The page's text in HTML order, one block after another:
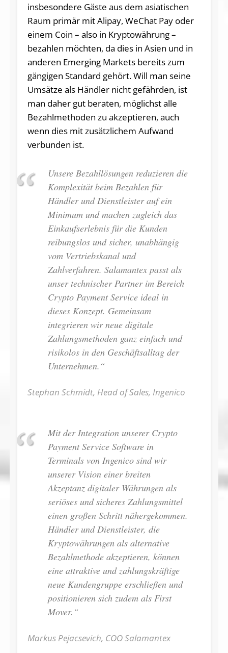
insbesondere Gäste aus dem asiatischen
Raum primär mit Alipay, WeChat Pay oder
einem Coin – also in Kryptowährung –
bezahlen möchten, da dies in Asien und in
anderen Emerging Markets bereits zum
gängigen Standard gehört. Will man seine
Umsätze als Händler nicht gefährden, ist
man daher gut beraten, möglichst alle
Bezahlmethoden zu akzeptieren, auch
wenn dies mit zusätzlichem Aufwand
verbunden ist.
Unsere Bezahllösungen reduzieren die
Komplexität beim Bezahlen für
Händler und Dienstleister auf ein
Minimum und machen zugleich das
Einkaufserlebnis für die Kunden
reibungslos und sicher, unabhängig
vom Vertriebskanal und
Zahlverfahren. Salamantex passt als
unser technischer Partner im Bereich
Crypto Payment Service ideal in
dieses Konzept. Gemeinsam
integrieren wir neue digitale
Zahlungsmethoden ganz einfach und
risikolos in den Geschäftsalltag der
Unternehmen.“
Stephan Schmidt, Head of Sales, Ingenico
Mit der Integration unserer Crypto
Payment Service Software in
Terminals von Ingenico sind wir
unserer Vision einer breiten
Akzeptanz digitaler Währungen als
seriöses und sicheres Zahlungsmittel
einen großen Schritt nähergekommen.
Händler und Dienstleister, die
Kryptowährungen als alternative
Bezahlmethode akzeptieren, können
eine attraktive und zahlungskräftige
neue Kundengruppe erschließen und
positionieren sich zudem als First
Mover.“
Markus Pejacsevich, COO Salamantex